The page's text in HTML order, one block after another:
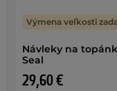
Návleky na
Seal
29,60 €
Výmena veľkosti